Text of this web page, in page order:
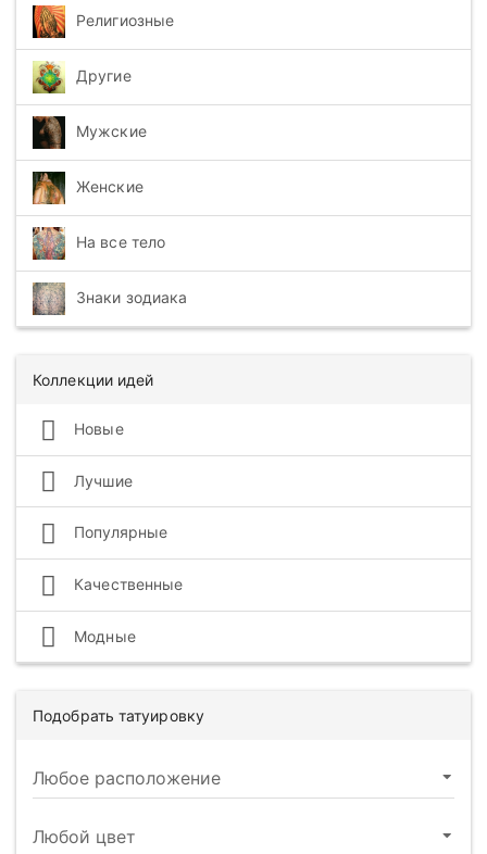
Религиозные
Другие
Мужские
Женские
На все тело
Знаки зодиака
Коллекции идей
Новые
Лучшие
Популярные
Качественные
Модные
Подобрать татуировку